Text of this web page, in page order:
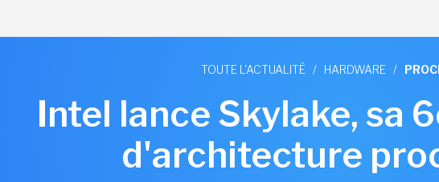
TOUTE L'ACTUALITÉ / HARDWARE /
Intel lance Skylake, sa
d'architecture